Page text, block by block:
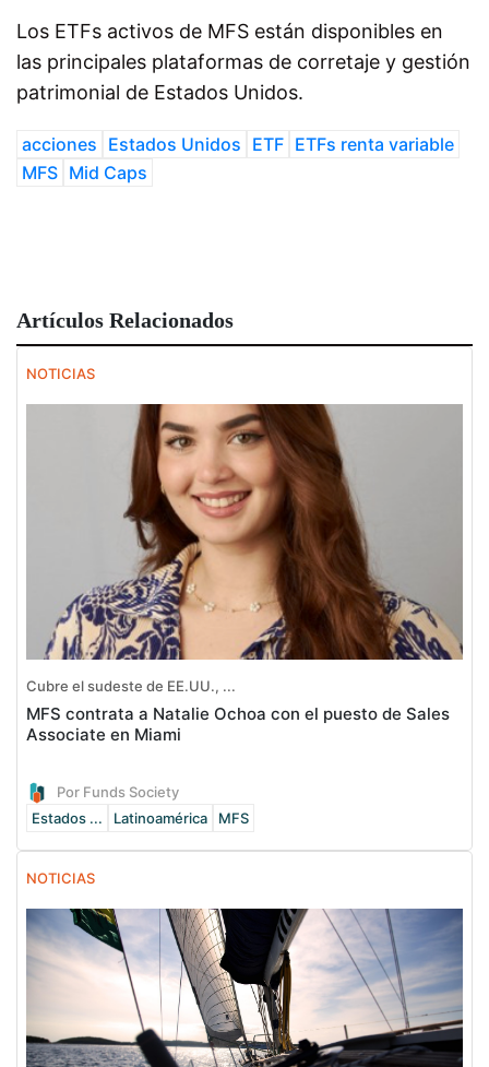
Los ETFs activos de MFS están disponibles en
las principales plataformas de corretaje y gestión
patrimonial de Estados Unidos.
acciones Estados Unidos ETF ETFs renta variable
MFS Mid Caps
Artículos Relacionados
NOTICIAS
Cubre el sudeste de EE.UU., ...
MFS contrata a Natalie Ochoa con el puesto de Sales
Associate en Miami
Por Funds Society
Estados ...
Latinoamérica MFS
NOTICIAS